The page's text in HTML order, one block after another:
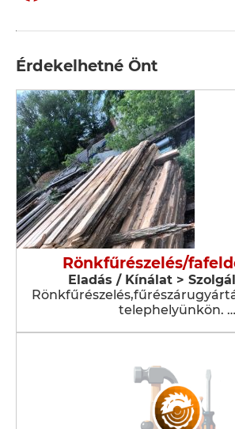
Érdekelhetné Önt
Rönkfűrészelés/
Eladás / Kínálat >
telephelyünkön. …